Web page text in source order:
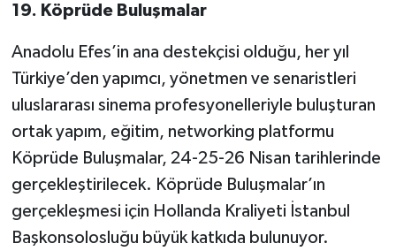
19. Köprüde Buluşmalar
Anadolu Efes’in ana destekçisi olduğu, her yıl
Türkiye’den yapımcı, yönetmen ve senaristleri
uluslararası sinema profesyonelleriyle buluşturan
ortak yapım, eğitim, networking platformu
Köprüde Buluşmalar, 24-25-26 Nisan tarihlerinde
gerçekleştirilecek. Köprüde Buluşmalar’ın
gerçekleşmesi için Hollanda Kraliyeti İstanbul
Başkonsolosluğu büyük katkıda bulunuyor.